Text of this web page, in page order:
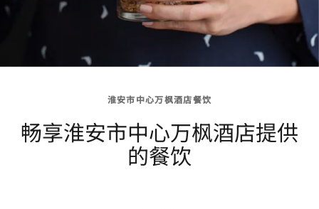
淮安市中心万枫酒店餐饮
畅享淮安市中心万枫酒店提供
的餐饮